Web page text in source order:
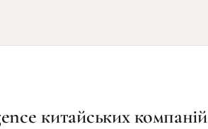
китайських компаній